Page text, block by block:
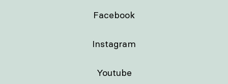
Facebook
Instagram
Youtube